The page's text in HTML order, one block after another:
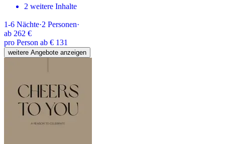
2 weitere Inhalte
1-6 Nächte·2 Personen·
ab 262 €
pro Person ab € 131
weitere Angebote anzeigen